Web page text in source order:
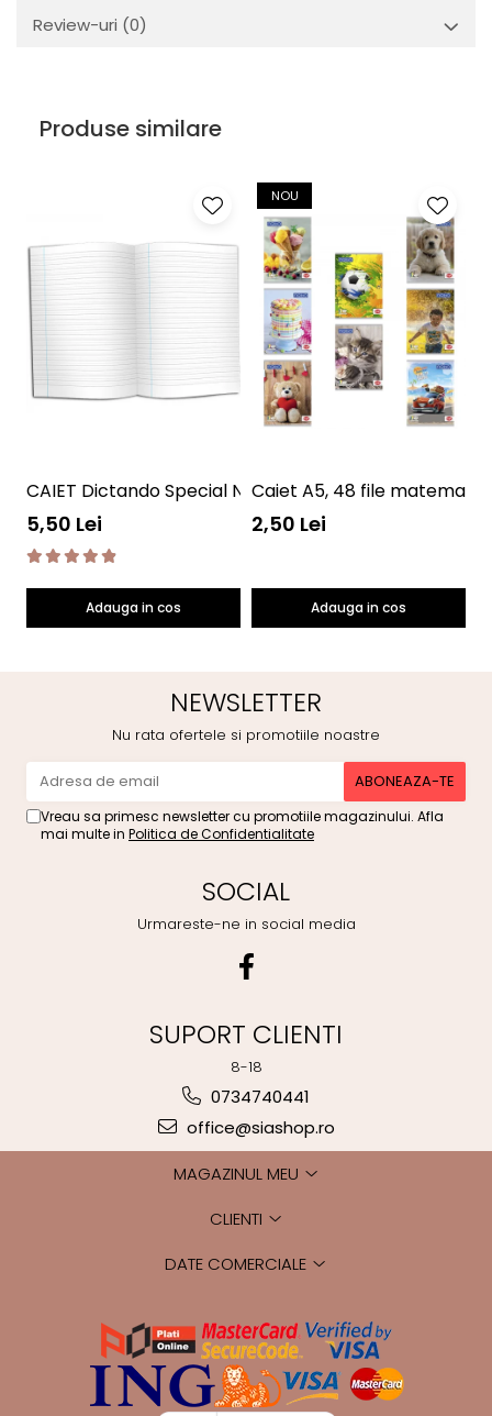
Review-uri (0)
Produse similare
CAIET Dictando Special NumLit CD
5,50 Lei
Adauga in cos
NOU
Caiet A5, 48 file
2,50 Lei
Adauga in cos
NEWSLETTER
Nu rata ofertele si promotiile noastre
Vreau sa primesc newsletter cu promotiile magazinului. Afla
mai multe in Politica de Confidentialitate
SOCIAL
Urmareste-ne in social media
SUPORT CLIENTI
8-18
0734740441
office@siashop.ro
MAGAZINUL MEU
CLIENTI
DATE COMERCIALE